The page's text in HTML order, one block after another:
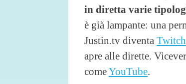
in diretta varie
è già lampante: una
Justin.tv diventa Twitch
apre alle dirette.
comeYouTube.